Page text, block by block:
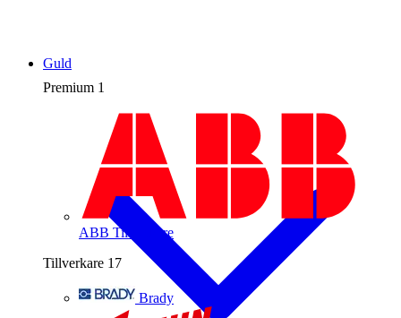
Premium 1
ABB Tillverkare
Tillverkare 17
Brady
Guld